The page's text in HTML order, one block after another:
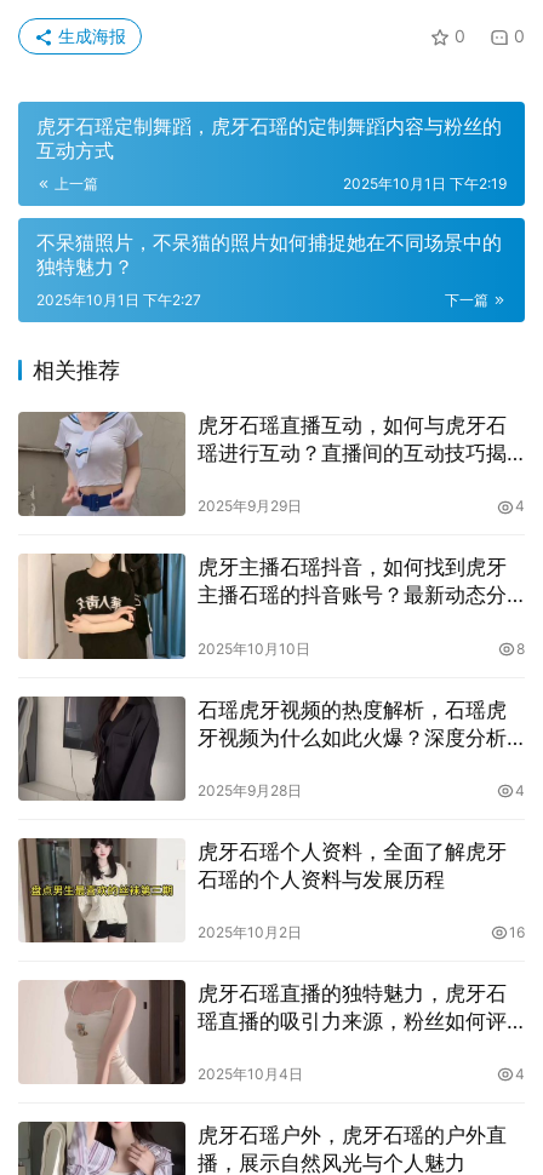
本人在镜头前的专注、情感投入，以及对每一个粉丝留言的
回应，也让舞蹈挑战不再只是技术展示，而成为温度化的互
动。对于新人来说，参与石瑶虎牙舞蹈挑战的门槛并不高。
力，就能完成第一段练习。
传自己的分解步骤，彼此纠错与鼓励。这样的互动模式，降
低了门槛，也放大了参与感。观众在观看过程中得到的是快
乐与启发；创作者在模仿、改编、创新的过程中获得成长与
以参与的日常仪式，而不是只有专业舞者可以拥有的舞台。
0 0
生成海报
虎牙石瑶定制舞蹈，虎牙石瑶的定制舞蹈内容与粉丝的
互动方式
上一篇 2025年10月1日 下午2:19
不呆猫照片，不呆猫的照片如何捕捉她在不同场景中的
独特魅力？
下一篇
2025年10月1日 下午2:27
相关推荐
虎牙石瑶直播互动，如何与虎牙石
瑶进行互动？直播间的互动技巧揭
2025年9月29日 4
虎牙主播石瑶抖音，如何找到虎牙
主播石瑶的抖音账号？最新动态分
2025年10月10日 8
石瑶虎牙视频的热度解析，石瑶虎
牙视频为什么如此火爆？深度分析
2025年9月28日 4
虎牙石瑶个人资料，全面了解虎牙
石瑶的个人资料与发展历程
2025年10月2日 16
虎牙石瑶直播的独特魅力，虎牙石
瑶直播的吸引力来源，粉丝如何评
2025年10月4日 4
虎牙石瑶户外，虎牙石瑶的户外直
播，展示自然风光与个人魅力